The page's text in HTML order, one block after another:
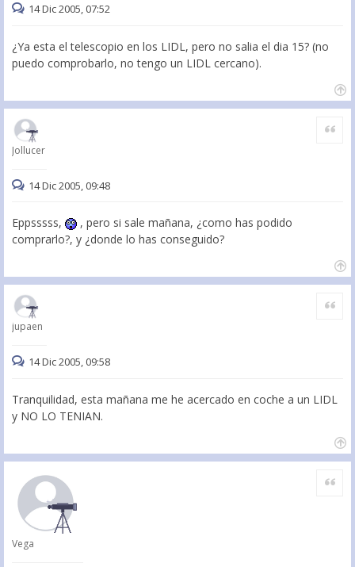
14 Dic 2005, 07:52
¿Ya esta el telescopio en los LIDL, pero no salia el dia 15? (no
puedo comprobarlo, no tengo un LIDL cercano).
Jollucer
Citar
14 Dic 2005, 09:48
Eppsssss,
, pero si sale mañana, ¿como has podido
comprarlo?, y ¿donde lo has conseguido?
jupaen
Citar
14 Dic 2005, 09:58
Tranquilidad, esta mañana me he acercado en coche a un LIDL
y NO LO TENIAN.
Vega
Citar